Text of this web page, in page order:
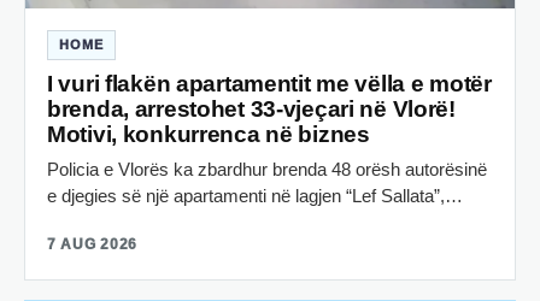
HOME
I vuri flakën apartamentit me vëlla e motër
brenda, arrestohet 33-vjeçari në Vlorë!
Motivi, konkurrenca në biznes
Policia e Vlorës ka zbardhur brenda 48 orësh autorësinë
e djegies së një apartamenti në lagjen “Lef Sallata”,…
7 AUG 2026